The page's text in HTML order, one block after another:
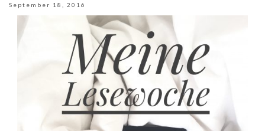
September 18, 2016